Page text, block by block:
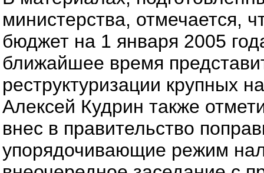
министерства, отмечается,
бюджет на 1 января 2005
ближайшее время
реструктуризации крупных
Алексей Кудрин также
внес в правительство
упорядочивающие режим